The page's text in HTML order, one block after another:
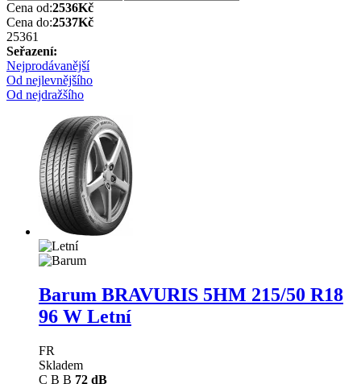
Cena od:2536Kč
Cena do:2537Kč
25361
Seřazení:
Nejprodávanější
Od nejlevnějšího
Od nejdražšího
Barum BRAVURIS 5HM 215/50 R18
96 W Letní
FR
Skladem
C B B 72 dB